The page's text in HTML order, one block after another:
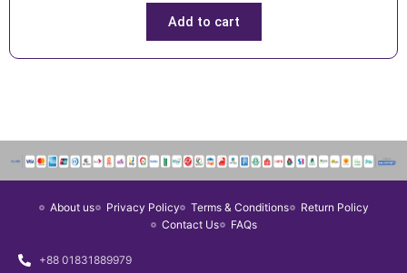
Add to cart
About us Privacy Policy Terms & Conditions
Return Policy
Contact Us
FAQs
+88 01831889979